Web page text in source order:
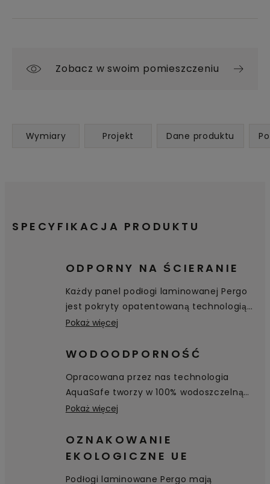
Zobacz w swoim pomieszczeniu
Wymiary Projekt Dane produktu
SPECYFIKACJA PRODUKTU
ODPORNY NA ŚCIERANIE
Każdy panel podłogi laminowanej Pergo
jest pokryty opatentowaną technologią
TitanX™ . Ta wyjątkowa warstwa
odporność podłogi na zarysowania i
higieniczna i łatwa w czyszczeniu.
Pokaż więcej
WODOODPORNOŚĆ
Opracowana przez nas technologia
AquaSafe tworzy w 100% wodoszczelną
powierzchnię — nawet wgłąb fazowania —
wnikaniem wody. Woda po prostu
pozostaje na powierzchni i można ją
Pokaż więcej
OZNAKOWANIE
EKOLOGICZNE UE
Podłogi laminowane Pergo mają